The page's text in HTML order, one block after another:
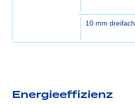
Energieeffizienz
10 mm dreifach